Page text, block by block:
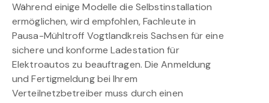
Während einige Modelle die Selbstinstallation
ermöglichen, wird empfohlen, Fachleute in
Pausa-Mühltroff Vogtlandkreis Sachsen für eine
sichere und konforme Ladestation für
Elektroautos zu beauftragen. Die Anmeldung
und Fertigmeldung bei Ihrem
Verteilnetzbetreiber muss durch einen